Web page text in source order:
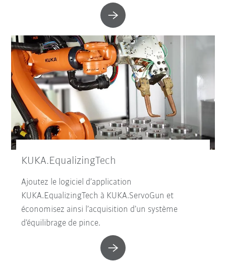
KUKA.EqualizingTech
Ajoutez le logiciel d’application
KUKA.EqualizingTech à KUKA.ServoGun et
économisez ainsi l’acquisition d’un système
d’équilibrage de pince.